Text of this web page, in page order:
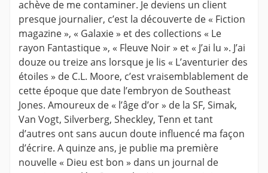
achève de me contaminer. Je deviens un client
presque journalier, c’est la découverte de « Fiction
magazine », « Galaxie » et des collections « Le
rayon Fantastique », « Fleuve Noir » et « J’ai lu ». J’ai
douze ou treize ans lorsque je lis « L’aventurier des
étoiles » de C.L. Moore, c’est vraisemblablement de
cette époque que date l’embryon de Southeast
Jones. Amoureux de « l’âge d’or » de la SF, Simak,
Van Vogt, Silverberg, Sheckley, Tenn et tant
d’autres ont sans aucun doute influencé ma façon
d’écrire. A quinze ans, je publie ma première
nouvelle « Dieu est bon » dans un journal de